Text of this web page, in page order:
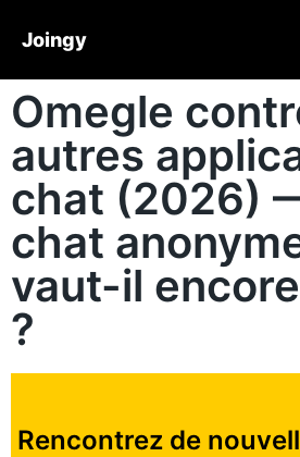
Joingy
Omegle
autres
chat (2026)
chat
vaut-il
?
Rencontrez de